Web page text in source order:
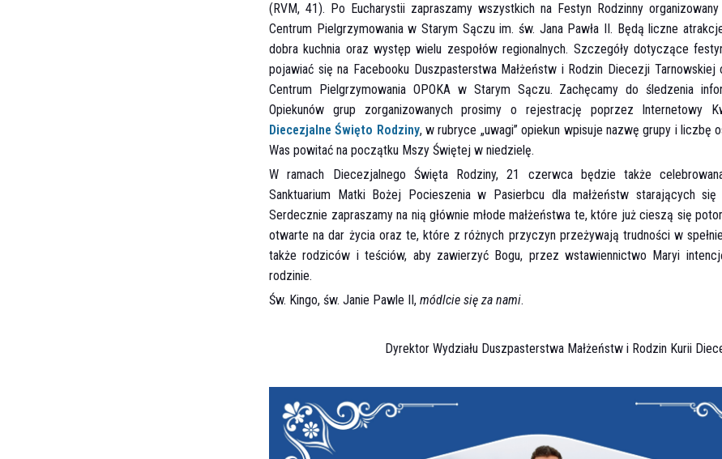
(RVM, 41). Po Eucharystii zapraszamy wszystkich na Festyn Rodzinny
Centrum Pielgrzymowania w Starym Sączu im. św. Jana Pawła II. Będą liczne
dobra kuchnia oraz występ wielu zespołów regionalnych. Szczegóły dotyczące
pojawiać się na Facebooku Duszpasterstwa Małżeństw i Rodzin Diecezji Tarnowskiej
Centrum Pielgrzymowania OPOKA w Starym Sączu. Zachęcamy do śledzenia
Opiekunów grup zorganizowanych prosimy o rejestrację poprzez Internetowy
Diecezjalne Święto Rodziny, w rubryce „uwagi” opiekun wpisuje nazwę grupy i liczbę
Was powitać na początku Mszy Świętej w niedzielę.
W ramach Diecezjalnego Święta Rodziny, 21 czerwca będzie także
Sanktuarium Matki Bożej Pocieszenia w Pasierbcu dla małżeństw starających
Serdecznie zapraszamy na nią głównie młode małżeństwa te, które już cieszą się
otwarte na dar życia oraz te, które z różnych przyczyn przeżywają trudności w
także rodziców i teściów, aby zawierzyć Bogu, przez wstawiennictwo Maryi
rodzinie.
Św. Kingo, św. Janie Pawle II, módlcie się za nami.
Dyrektor Wydziału Duszpasterstwa Małżeństw i Rodzin Kurii